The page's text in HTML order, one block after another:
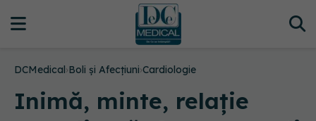
DCMedical›Boli și Afecțiuni›Cardiologie
Inimă, minte, relație